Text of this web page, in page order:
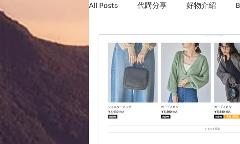
All Posts 代購分享 好物介紹
外國購物網站介紹 ABOUT ME
美食團購 購物 台灣代購網站